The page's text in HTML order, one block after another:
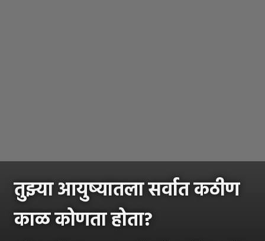
तुझ्या आयुष्यातला सर्वात कठीण
काळ कोणता होता?